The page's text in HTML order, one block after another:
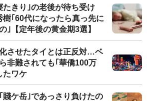
きり｣の老後が待ち受け
｢60代になったら真っ先に
｣【定年後の黄金期3選】
させたタイとは正反対…ベ
非難されても｢華僑100万
たワケ
賤ケ岳｣であっさり負けたの